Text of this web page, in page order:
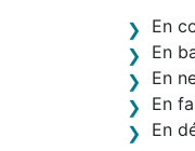
En
En
En
En
En